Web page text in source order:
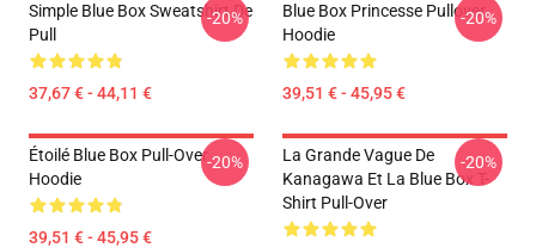
Simple Blue Box Sweatshirt De
Pull
37,67 € - 44,11 €
-20%
Blue Box Princesse Pullover
Hoodie
39,51 € - 45,95 €
-20%
Étoilé Blue Box Pull-Over
Hoodie
39,51 € - 45,95 €
-20%
La Grande Vague De
Kanagawa Et La Blue Box T-
Shirt Pull-Over
-20%